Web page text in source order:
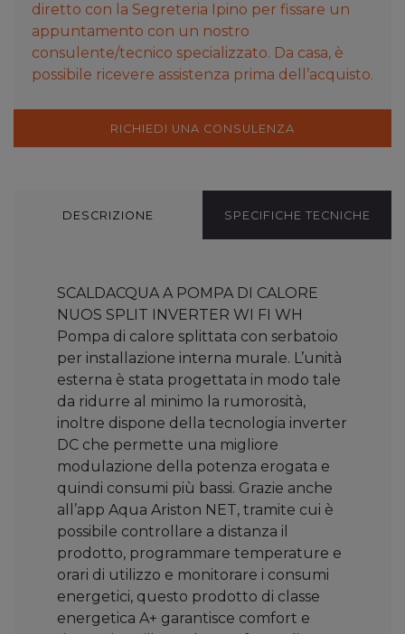
diretto con la Segreteria Ipino per fissare un
appuntamento con un nostro
consulente/tecnico specializzato. Da casa, è
possibile ricevere assistenza prima dell’acquisto.
RICHIEDI UNA CONSULENZA
DESCRIZIONE SPECIFICHE TECNICHE
SCALDACQUA A POMPA DI CALORE
NUOS SPLIT INVERTER WI FI WH
Pompa di calore splittata con serbatoio
per installazione interna murale. L’unità
esterna è stata progettata in modo tale
da ridurre al minimo la rumorosità,
inoltre dispone della tecnologia inverter
DC che permette una migliore
modulazione della potenza erogata e
quindi consumi più bassi. Grazie anche
all’app Aqua Ariston NET, tramite cui è
possibile controllare a distanza il
prodotto, programmare temperature e
orari di utilizzo e monitorare i consumi
energetici, questo prodotto di classe
energetica A+ garantisce comfort e